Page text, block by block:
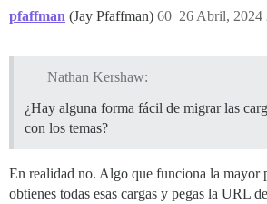
pfaffman (Jay Pfaffman) 26 Abril, 2024
60
Nathan Kershaw:
¿Hay alguna forma fácil de migrar las
con los temas?
En realidad no. Algo que funciona la mayor
obtienes todas esas cargas y pegas la URL